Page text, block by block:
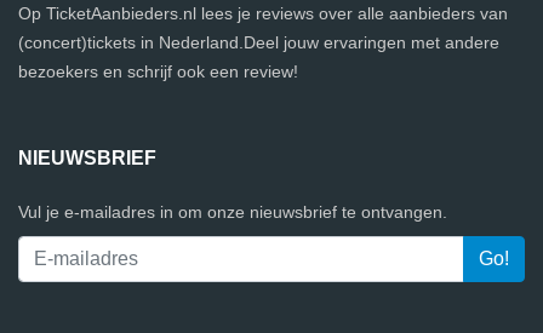
Op TicketAanbieders.nl lees je reviews over alle aanbieders van
(concert)tickets in Nederland.Deel jouw ervaringen met andere
bezoekers en schrijf ook een review!
NIEUWSBRIEF
Vul je e-mailadres in om onze nieuwsbrief te ontvangen.